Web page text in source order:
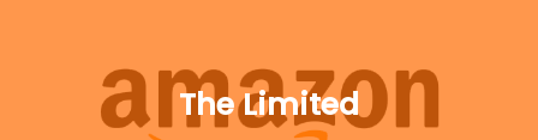
The Limited